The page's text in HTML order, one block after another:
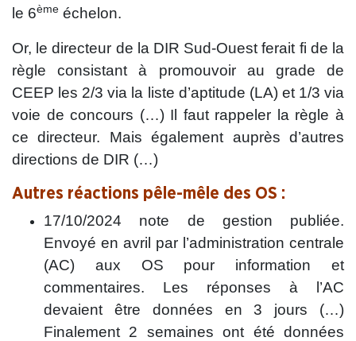
le 6ème échelon.
Or, le directeur de la DIR Sud-Ouest ferait fi de la
règle consistant à promouvoir au grade de
CEEP les 2/3 via la liste d’aptitude (LA) et 1/3 via
voie de concours (…) Il faut rappeler la règle à
ce directeur. Mais également auprès d’autres
directions de DIR (…)
Autres réactions pêle-mêle des OS :
17/10/2024 note de gestion publiée.
Envoyé en avril par l’administration centrale
(AC) aux OS pour information et
commentaires. Les réponses à l’AC
devaient être données en 3 jours (…)
Finalement 2 semaines ont été données